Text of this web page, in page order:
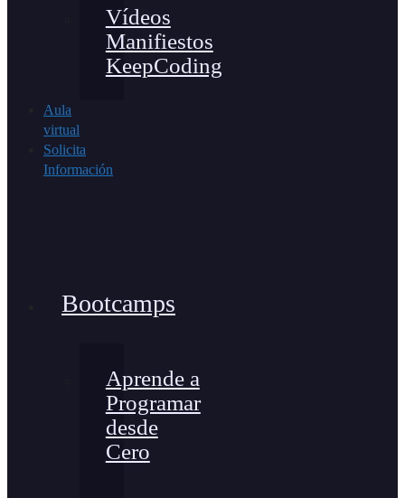
Vídeos
Manifiestos
KeepCoding
Aula
virtual
Solicita
Información
Bootcamps
Aprende a
Programar
desde
Cero